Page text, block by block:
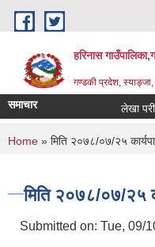
Skip to main content
हरिनास
गण्डकी प्रदेश,
समाचार लेखा
You are here
Home » मिति २०७८/०७/२५
मिति २०७८/०७/२५
Submitted on: Tue, 09/